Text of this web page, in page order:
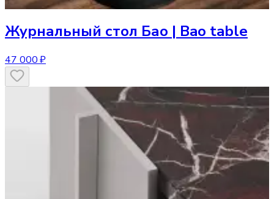
Журнальный стол Бао | Bao table
47 000 ₽